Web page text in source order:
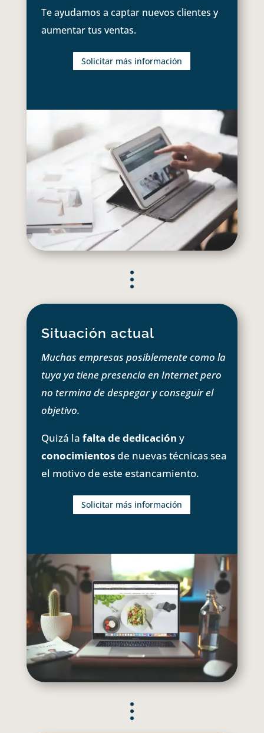
Te ayudamos a captar nuevos clientes y
aumentar tus ventas.
Solicitar más información
Situación actual
Muchas empresas posiblemente como la
tuya ya tiene presencia en Internet pero
no termina de despegar y conseguir el
objetivo.
Quizá la falta de dedicación y
conocimientosde nuevas técnicas sea
el motivo de este estancamiento.
Solicitar más información